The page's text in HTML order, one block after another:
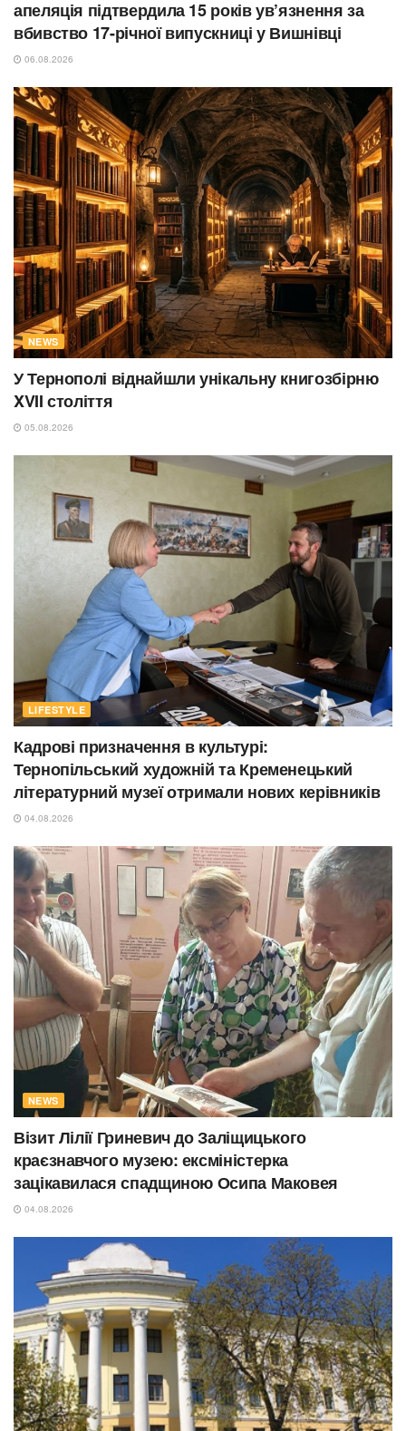
апеляція підтвердила 15 років ув’язнення за
вбивство 17-річної випускниці у Вишнівці
06.08.2026
NEWS
У Тернополі віднайшли унікальну книгозбірню
XVII століття
05.08.2026
LIFESTYLE
Кадрові призначення в культурі:
Тернопільський художній та Кременецький
літературний музеї отримали нових керівників
04.08.2026
NEWS
Візит Лілії Гриневич до Заліщицького
краєзнавчого музею: ексміністерка
зацікавилася спадщиною Осипа Маковея
04.08.2026